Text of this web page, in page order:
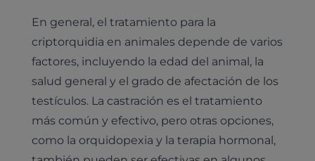
Cirugía
Revisión general y/o geriátrica
Todos los servicios
Cardiología
Medicina felina
Animales Exóticos
En general, el tratamiento para la
criptorquidia en animales depende de varios
factores, incluyendo la edad del animal, la
salud general y el grado de afectación de los
testículos. La castración es el tratamiento
más común y efectivo, pero otras opciones,
como la orquidopexia y la terapia hormonal,